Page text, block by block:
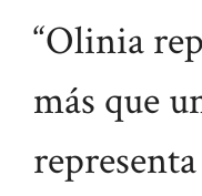
“Olinia
más que